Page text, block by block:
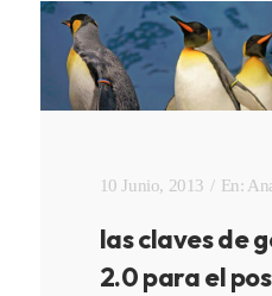
10 Junio, 2013 En:
las claves de
2.0 para el